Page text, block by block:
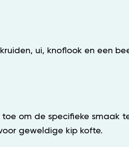
ui, knoflook en een
om de specifieke smaak
geweldige kip kofte.